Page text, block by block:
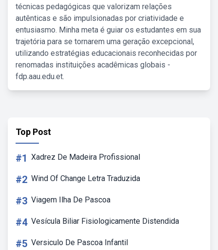
técnicas pedagógicas que valorizam relações
autênticas e são impulsionadas por criatividade e
entusiasmo. Minha meta é guiar os estudantes em sua
trajetória para se tornarem uma geração excepcional,
utilizando estratégias educacionais reconhecidas por
renomadas instituições acadêmicas globais -
fdp.aau.edu.et.
Top Post
#1 Xadrez De Madeira Profissional
#2 Wind Of Change Letra Traduzida
#3 Viagem Ilha De Pascoa
#4 Vesícula Biliar Fisiologicamente Distendida
#5 Versiculo De Pascoa Infantil